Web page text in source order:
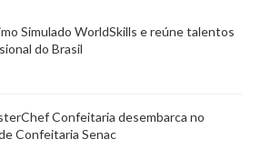
Simulado WorldSkills e reúne talentos
do Brasil
Confeitaria desembarca no
Confeitaria Senac